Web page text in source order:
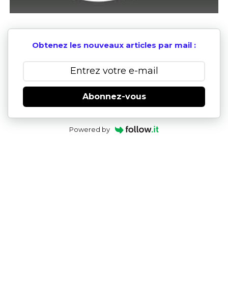
Obtenez les nouveaux articles par mail :
Abonnez-vous
Powered by